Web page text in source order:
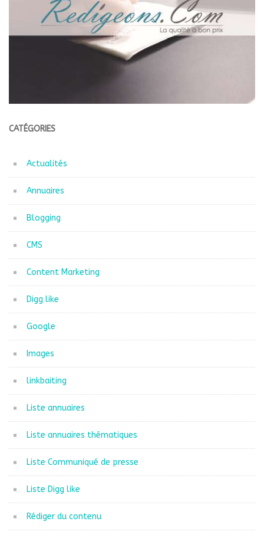
CATÉGORIES
Actualités
Annuaires
Blogging
CMS
Content Marketing
Digg like
Google
Images
linkbaiting
Liste annuaires
Liste annuaires thématiques
Liste Communiqué de presse
Liste Digg like
Rédiger du contenu